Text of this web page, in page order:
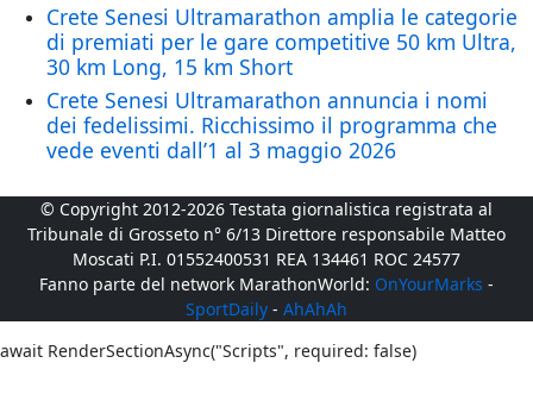
Crete Senesi Ultramarathon amplia le categorie
di premiati per le gare competitive 50 km Ultra,
30 km Long, 15 km Short
Crete Senesi Ultramarathon annuncia i nomi
dei fedelissimi. Ricchissimo il programma che
vede eventi dall’1 al 3 maggio 2026
© Copyright 2012-2026 Testata giornalistica registrata al
Tribunale di Grosseto n° 6/13 Direttore responsabile Matteo
Moscati P.I. 01552400531 REA 134461 ROC 24577
Fanno parte del network MarathonWorld: OnYourMarks -
SportDaily - AhAhAh
await RenderSectionAsync("Scripts", required: false)